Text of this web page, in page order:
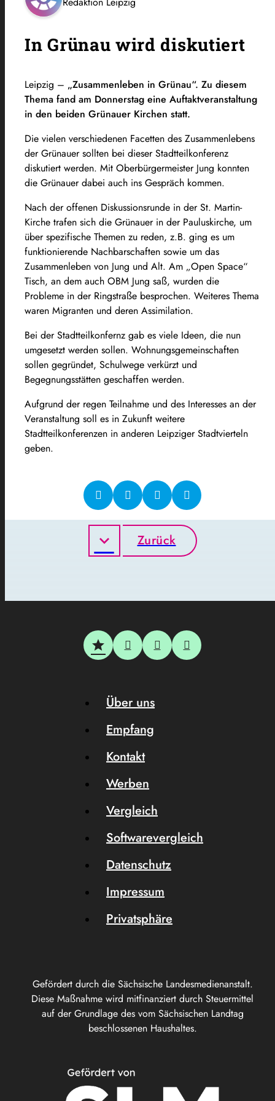
In Grünau wird diskutiert
Leipzig – „Zusammenleben in Grünau“. Zu diesem
Thema fand am Donnerstag eine Auftaktveranstaltung
in den beiden Grünauer Kirchen statt.
Die vielen verschiedenen Facetten des Zusammenlebens
der Grünauer sollten bei dieser Stadtteilkonferenz
diskutiert werden. Mit Oberbürgermeister Jung konnten
die Grünauer dabei auch ins Gespräch kommen.
Nach der offenen Diskussionsrunde in der St. Martin-
Kirche trafen sich die Grünauer in der Pauluskirche, um
über spezifische Themen zu reden, z.B. ging es um
funktionierende Nachbarschaften sowie um das
Zusammenleben von Jung und Alt. Am „Open Space“
Tisch, an dem auch OBM Jung saß, wurden die
Probleme in der Ringstraße besprochen. Weiteres Thema
waren Migranten und deren Assimilation.
Bei der Stadtteilkonfernz gab es viele Ideen, die nun
umgesetzt werden sollen. Wohnungsgemeinschaften
sollen gegründet, Schulwege verkürzt und
Begegnungsstätten geschaffen werden.
Aufgrund der regen Teilnahme und des Interesses an der
Veranstaltung soll es in Zukunft weitere
Stadtteilkonferenzen in anderen Leipziger Stadtvierteln
geben.
Zurück
Gefördert durch die Sächsische Landesmedienanstalt.
Diese Maßnahme wird mitfinanziert durch Steuermittel
auf der Grundlage des vom Sächsischen Landtag
beschlossenen Haushaltes.
Über uns
Empfang
Kontakt
Werben
Vergleich
Softwarevergleich
Datenschutz
Impressum
Privatsphäre